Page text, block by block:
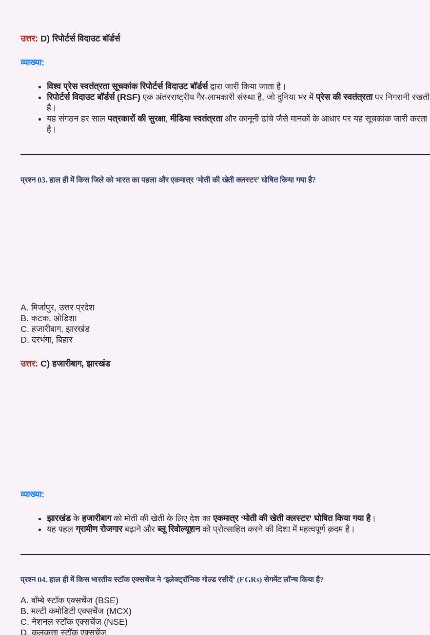
उत्तर: D) रिपोर्टर्स विदाउट बॉर्डर्स
व्याख्या:
विश्व प्रेस स्वतंत्रता सूचकांक रिपोर्टर्स विदाउट बॉर्डर्सद्वारा जारी किया जाता है।
रिपोर्टर्स विदाउट बॉर्डर्स (RSF) एक अंतरराष्ट्रीय गैर-लाभकारी संस्था है, जो दुनिया भर मेंप्रेस की स्वतंत्रतापर निगरानी रखती
है।
यह संगठन हर सालपत्रकारों की सुरक्षा,मीडिया स्वतंत्रताऔर कानूनी ढांचे जैसे मानकों के आधार पर यह सूचकांक जारी करता
है।
प्रश्न 03. हाल ही में किस जिले को भारत का पहला और एकमात्र ‘मोती की खेती क्लस्टर’ घोषित किया गया है?
A. मिर्जापुर, उत्तर प्रदेश
B. कटक, ओडिशा
C. हजारीबाग, झारखंड
D. दरभंगा, बिहार
उत्तर: C) हजारीबाग, झारखंड
व्याख्या:
झारखंडकेहजारीबागको मोती की खेती के लिए देश काएकमात्र ‘मोती की खेती क्लस्टर’ घोषित किया गया है।
यह पहलग्रामीण रोजगारबढ़ाने औरब्लू रिवोल्यूशनको प्रोत्साहित करने की दिशा में महत्वपूर्ण क़दम है।
प्रश्न 04. हाल ही में किस भारतीय स्टॉक एक्सचेंज ने ‘इलेक्ट्रॉनिक गोल्ड रसीदें’ (EGRs) सेगमेंट लॉन्च किया है?
A. बॉम्बे स्टॉक एक्सचेंज (BSE)
B. मल्टी कमोडिटी एक्सचेंज (MCX)
C. नेशनल स्टॉक एक्सचेंज (NSE)
D. कलकत्ता स्टॉक एक्सचेंज